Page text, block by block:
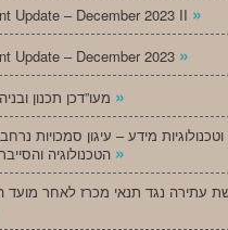
Update – December 2023 II »
Update – December 2023 »
»
וטכנולוגיות מידע – עיגון סמכויות
»
עתירה נגד תנאי מכרז לאחר